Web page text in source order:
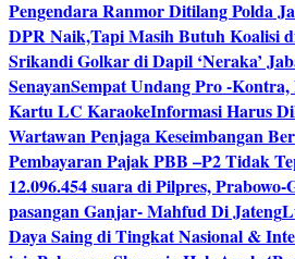
Pengendara Ranmor Ditilang Polda
DPR Naik,Tapi Masih Butuh Koalisi
Srikandi Golkar di Dapil ‘Neraka’
SenayanSempat Undang Pro -
Kartu LC KaraokeInformasi Harus
Wartawan Penjaga Keseimbangan
Pembayaran Pajak PBB –P2 Tidak
12.096.454 suara di Pilpres,
pasangan Ganjar- Mahfud Di Jateng
Daya Saing di Tingkat Nasional &